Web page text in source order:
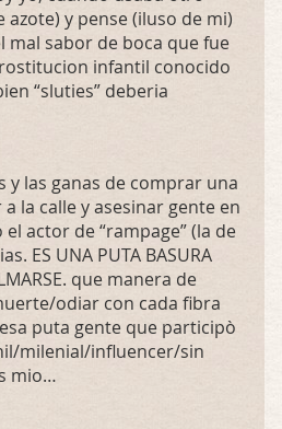
y pense (iluso de mi)
mal sabor de boca que fue
infantil conocido
“sluties” deberia
y las ganas de comprar una
la calle y asesinar gente en
actor de “rampage” (la de
ES UNA PUTA BASURA
. que manera de
odiar con cada fibra
puta gente que participò
milenial/influencer/sin
mio…